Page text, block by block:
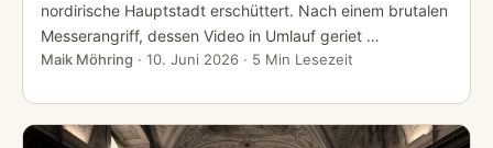
nordirische Hauptstadt erschüttert. Nach einem brutalen
Messerangriff, dessen Video in Umlauf geriet …
Maik Möhring · 10. Juni 2026 · 5 Min Lesezeit